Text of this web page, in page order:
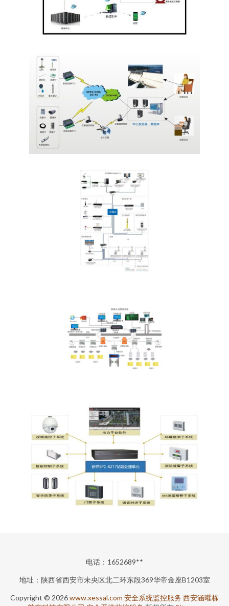
电话：1652689**
地址：陕西省西安市未央区北二环东段369华帝金座B1203室
Copyright © 2026www.xessal.com 安全系统监控服务 西安涵曜栋